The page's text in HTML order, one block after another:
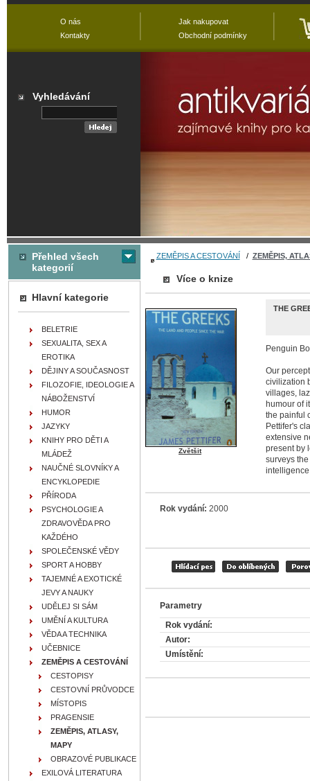
ZEMĚPIS A CESTOVÁNÍ / ZEMĚPIS,
Více o knize
Zvětšit
THE
Penguin
Our
civilization
villages,
humour of
the painful
Pettifer's
extensive
present by
surveys
Rok vydání: 2000
Parametry
Rok vydání:
Autor:
Umístění:
Přehled všech
kategorií
Hlavní kategorie
BELETRIE
SEXUALITA, SEX A
EROTIKA
DĚJINY A SOUČASNOST
FILOZOFIE, IDEOLOGIE A
NÁBOŽENSTVÍ
HUMOR
JAZYKY
KNIHY PRO DĚTI A
MLÁDEŽ
NAUČNÉ SLOVNÍKY A
ENCYKLOPEDIE
PŘÍRODA
PSYCHOLOGIE A
ZDRAVOVĚDA PRO
KAŽDÉHO
SPOLEČENSKÉ VĚDY
SPORT A HOBBY
TAJEMNÉ A EXOTICKÉ
JEVY A NAUKY
UDĚLEJ SI SÁM
UMĚNÍ A KULTURA
VĚDA A TECHNIKA
UČEBNICE
ZEMĚPIS A CESTOVÁNÍ
CESTOPISY
CESTOVNÍ PRŮVODCE
MÍSTOPIS
PRAGENSIE
ZEMĚPIS, ATLASY,
MAPY
OBRAZOVÉ PUBLIKACE
EXILOVÁ LITERATURA
O nás
Kontakty
Jak nakupovat
Obchodní podmínky
Vyhledávání